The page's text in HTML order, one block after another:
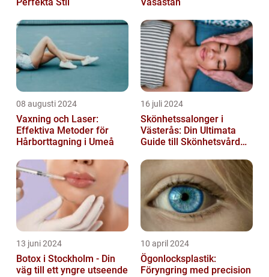
08 augusti 2024
Vaxning och Laser:
Effektiva Metoder för
Hårborttagning i Umeå
16 juli 2024
Skönhetssalonger i
Västerås: Din Ultimata
Guide till Skönhetsvård
13 juni 2024
Botox i Stockholm - Din
väg till ett yngre utseende
10 april 2024
Ögonlocksplastik:
Föryngring med precision